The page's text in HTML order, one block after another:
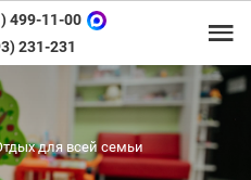
499-11-00
231-231
для всей семьи